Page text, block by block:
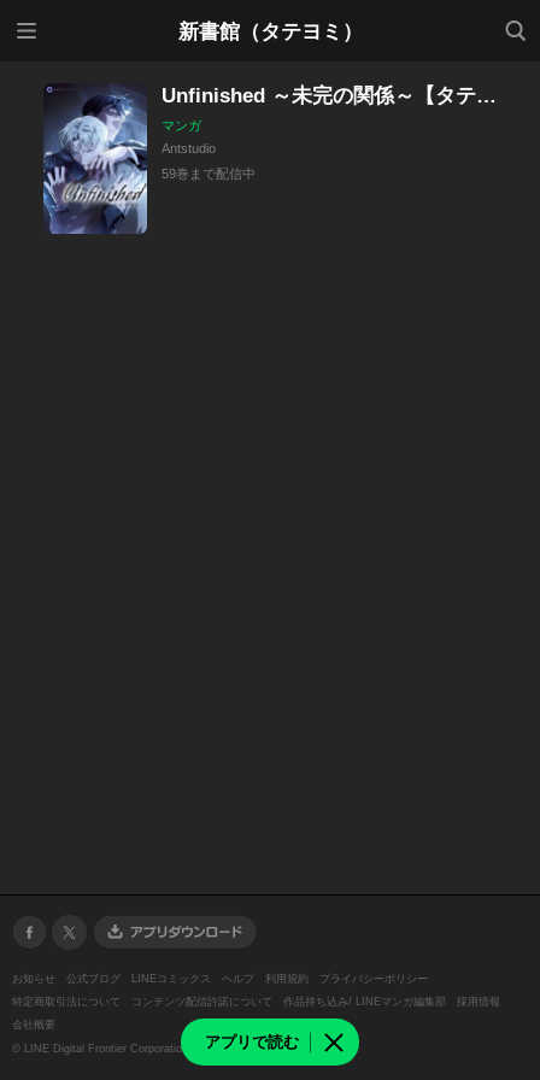
新書館（タテヨミ）
検索
アプリで読む
Unfinished ～未完の関係～【タテヨミ】
マンガ
Antstudio
59巻まで配信中
お知らせ 公式ブログ LINEコミックス ヘルプ 利用規約
プライバシーポリシー
特定商取引法について
コンテンツ配信許諾について 作品持ち込み/ LINEマンガ編集部
採用情報
会社概要
© LINE Digital Frontier Corporation